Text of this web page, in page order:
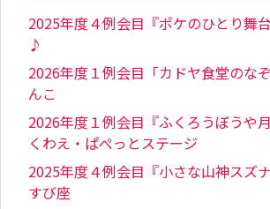
2025年度４例会目『ポケのひとり舞
♪
2026年度１例会目「カドヤ食堂のな
んこ
2026年度１例会目『ふくろうぼうや
くわえ・ぱぺっとステージ
2025年度４例会目『小さな山神スズ
すび座